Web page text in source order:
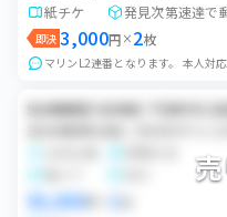
紙チケ
発見次第速達で
即決 3,000円 × 2枚
マリンL2連番となります。 本人対
SUMMER SONIC TOKYO
2026年8月16日 / ZOZOマリン
50,000 1